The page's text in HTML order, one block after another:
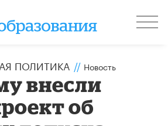
ПОЛИТИКА // Новость
внесли
об